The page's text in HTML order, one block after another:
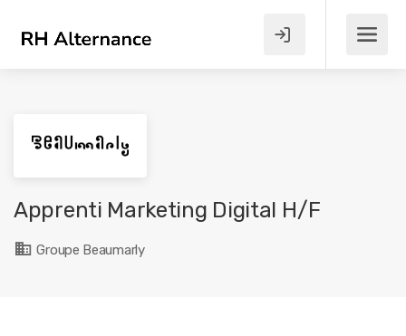
Apprenti Marketing Digital H/F
Groupe Beaumarly